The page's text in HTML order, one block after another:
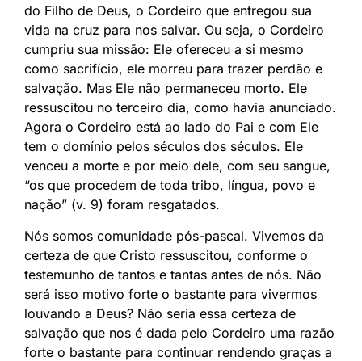
do Filho de Deus, o Cordeiro que entregou sua
vida na cruz para nos salvar. Ou seja, o Cordeiro
cumpriu sua missão: Ele ofereceu a si mesmo
como sacrifício, ele morreu para trazer perdão e
salvação. Mas Ele não permaneceu morto. Ele
ressuscitou no terceiro dia, como havia anunciado.
Agora o Cordeiro está ao lado do Pai e com Ele
tem o domínio pelos séculos dos séculos. Ele
venceu a morte e por meio dele, com seu sangue,
“os que procedem de toda tribo, língua, povo e
nação” (v. 9) foram resgatados.
Nós somos comunidade pós-pascal. Vivemos da
certeza de que Cristo ressuscitou, conforme o
testemunho de tantos e tantas antes de nós. Não
será isso motivo forte o bastante para vivermos
louvando a Deus? Não seria essa certeza de
salvação que nos é dada pelo Cordeiro uma razão
forte o bastante para continuar rendendo graças a